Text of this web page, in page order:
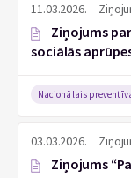
11.03.2026.
Ziņojums
sociālās
Nacionālais
03.03.2026.
Ziņojums